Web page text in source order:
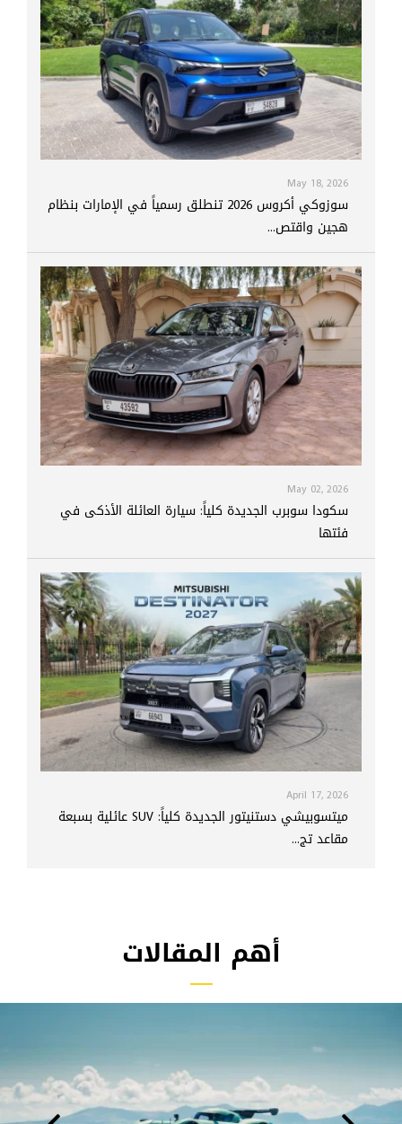
May 18, 2026
سوزوكي أكروس 2026 تنطلق رسمياً في الإمارات بنظام
هجين واقتص...
May 02, 2026
سكودا سوبرب الجديدة كلياً: سيارة العائلة الأذكى في
فئتها
April 17, 2026
ميتسوبيشي دستنيتور الجديدة كلياً: SUV عائلية بسبعة
مقاعد تج...
أهم المقالات